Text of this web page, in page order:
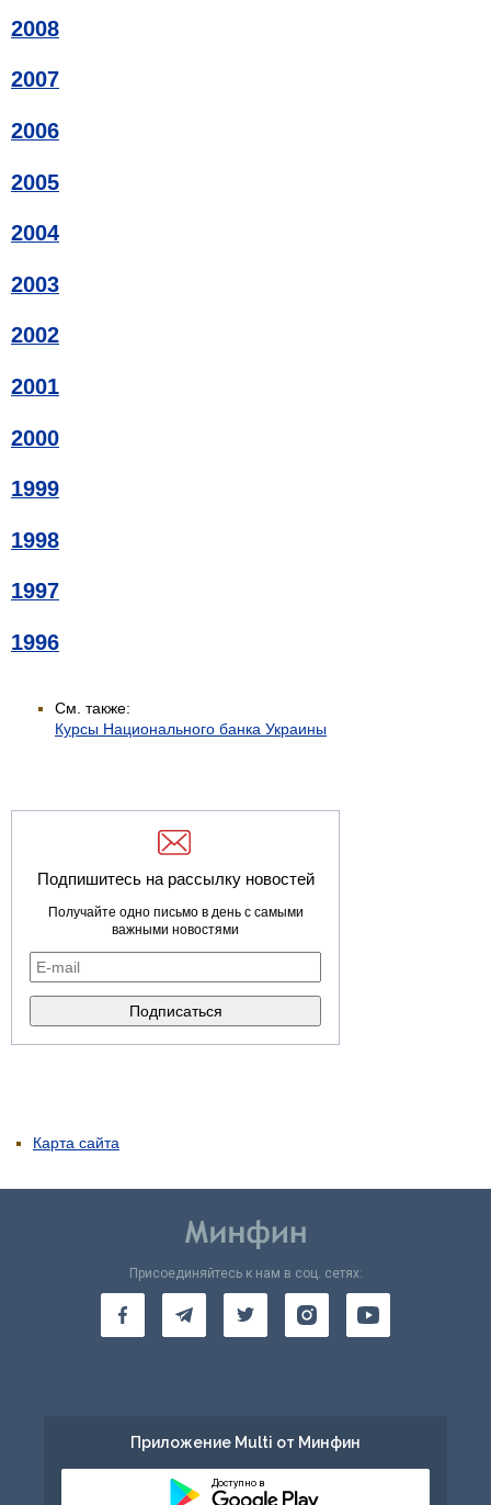
2008
2007
2006
2005
2004
2003
2002
2001
2000
1999
1998
1997
1996
См. также:
Курсы Национального банка Украины
Подпишитесь на рассылку новостей
Получайте одно письмо в день с самыми
важными новостями
Карта сайта
Присоединяйтесь к нам в соц. сетях:
Приложение Multi от Минфин
Доступно в